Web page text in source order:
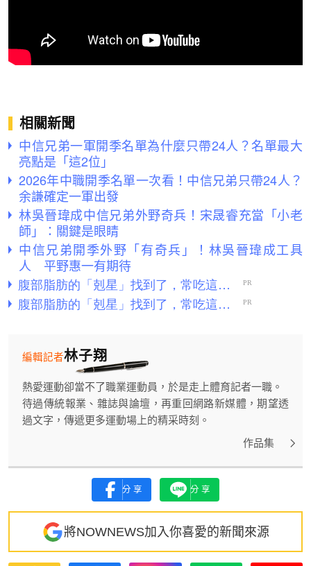
相關新聞
中信兄弟一軍開季名單為什麼只帶24人？名單最大
亮點是「這2位」
2026年中職開季名單一次看！中信兄弟只帶24人？
余謙確定一軍出發
林吳晉瑋成中信兄弟外野奇兵！宋晟睿充當「小老
師」：關鍵是眼睛
中信兄弟開季外野「有奇兵」！林吳晉瑋成工具
人 平野惠一有期待
林子翔
編輯記者
熱愛運動卻當不了職業運動員，於是走上體育記者一職。
待過傳統報業、雜誌與論壇，再重回網路新媒體，期望透
過文字，傳遞更多運動場上的精采時刻。
作品集
分享 分享
將NOWNEWS加入你喜愛的新聞來源